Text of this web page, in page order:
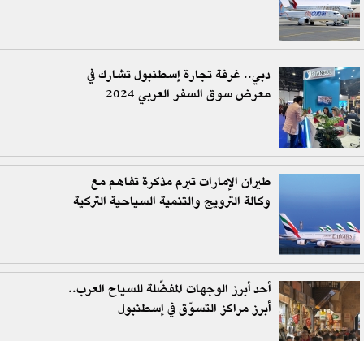
دبي.. غرفة تجارة إسطنبول تشارك في
معرض سوق السفر العربي 2024
طيران الإمارات تبرم مذكرة تفاهم مع
وكالة الترويج والتنمية السياحية التركية
أحد أبرز الوجهات المفضّلة للسياح العرب..
أبرز مراكز التسوّق في إسطنبول